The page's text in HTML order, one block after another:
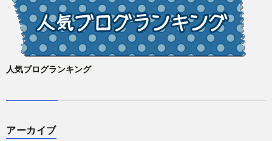
人気ブログランキング
アーカイブ